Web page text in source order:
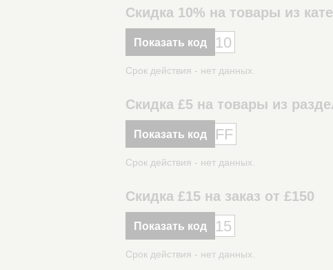
Скидка 10% на товары из
Показать код 10
Срок действия - нет данных.
Скидка £5 на товары из
Показать код FF
Срок действия - нет данных.
Скидка £15 на заказ от £150
Показать код 15
Срок действия - нет данных.